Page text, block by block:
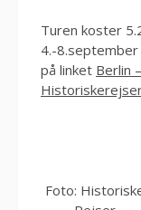
Turen koster
4.-
på linket Berlin
Foto: